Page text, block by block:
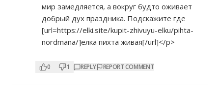
мир замедляется, а вокруг будто оживает
добрый дух праздника. Подскажите где
[url=https://elki.site/kupit-zhivuyu-elku/pihta-
nordmana/]елка пихта живая[/url]</p>
0 1 REPLY REPORT COMMENT